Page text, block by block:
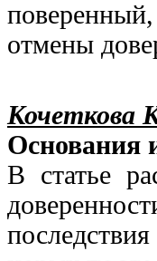
поверенный,
отмены
Кочеткова
Основания
В статье